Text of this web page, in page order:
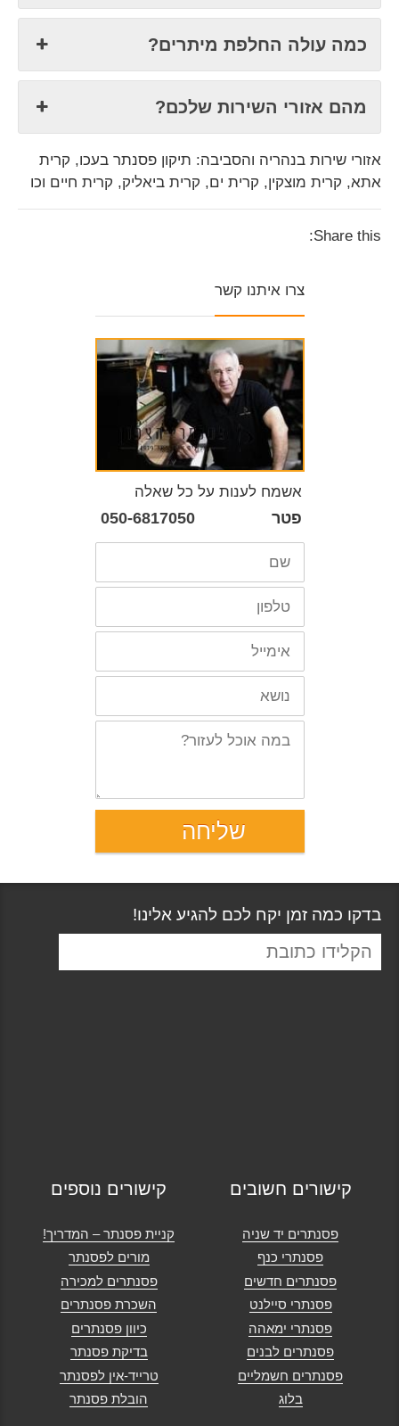
כמה עולה החלפת מיתרים?
מהם אזורי השירות שלכם?
אזורי שירות בנהריה והסביבה: תיקון פסנתר בעכו, קרית
אתא, קרית מוצקין, קרית ים, קרית ביאליק, קרית חיים וכו
Share this:
צרו איתנו קשר
אשמח לענות על כל שאלה
פטר 050-6817050
בדקו כמה זמן יקח לכם להגיע אלינו!
קישורים חשובים
פסנתרים יד שניה
פסנתרי כנף
פסנתרים חדשים
פסנתרי סיילנט
פסנתרי ימאהה
פסנתרים לבנים
פסנתרים חשמליים
בלוג
קישורים נוספים
קניית פסנתר – המדריך!
מורים לפסנתר
פסנתרים למכירה
השכרת פסנתרים
כיוון פסנתרים
בדיקת פסנתר
טרייד-אין לפסנתר
הובלת פסנתר